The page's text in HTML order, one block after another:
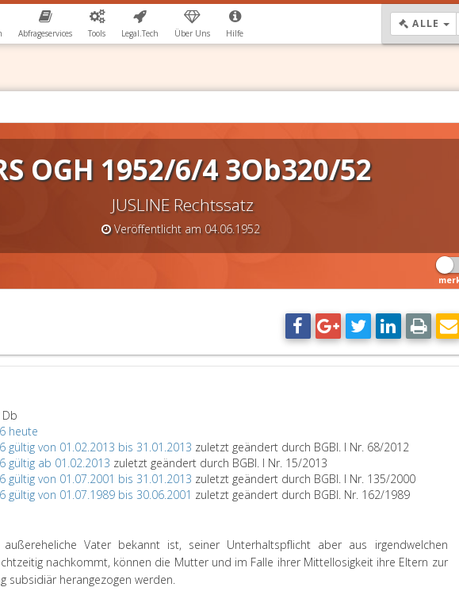
Abfrageservices Tools Legal.Tech Über Uns Hilfe
ALLE
OGH 1952/6/4 3Ob320/52
JUSLINE Rechtssatz
Veröffentlicht am 04.06.1952
heute
gültig von 01.02.2013 bis 31.01.2013 zuletzt geändert durch BGBl. I Nr. 68/2012
gültig ab 01.02.2013 zuletzt geändert durch BGBl. I Nr. 15/2013
gültig von 01.07.2001 bis 31.01.2013 zuletzt geändert durch BGBl. I Nr. 135/2000
gültig von 01.07.1989 bis 30.06.2001 zuletzt geändert durch BGBl. Nr. 162/1989
Vater bekannt ist, seiner Unterhaltspflicht aber aus irgendwelchen
nachkommt, können die Mutter und im Falle ihrer Mittellosigkeit ihre Eltern zur
subsidiär herangezogen werden.